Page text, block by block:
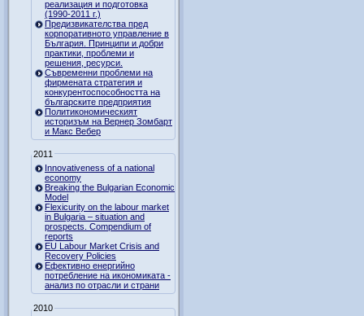
реализация и подготовка
(1990-2011 г.)
Предизвикателства пред
корпоративното управление в
България. Принципи и добри
практики, проблеми и
решения, ресурси.
Съвременни проблеми на
фирмената стратегия и
конкурентоспособността на
българските предприятия
Политикономическият
историзъм на Вернер Зомбарт
и Макс Вебер
2011
Innovativeness of a national
economy
Breaking the Bulgarian Economic
Model
Flexicurity on the labour market
in Bulgaria – situation and
prospects. Compendium of
reports
EU Labour Market Crisis and
Recovery Policies
Ефективно енергийно
потребление на икономиката -
анализ по отрасли и страни
2010